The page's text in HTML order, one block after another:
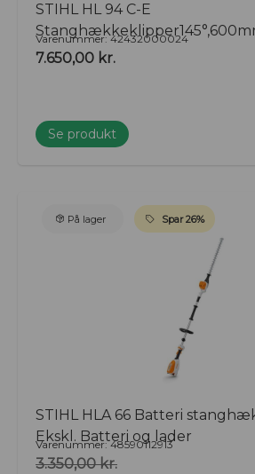
STIHL HL 94 C-E
Varenummer: 42432000024
7.650,00 kr.
Se produkt
På lager Spar 26%
STIHL HLA 66 Batteri
Ekskl. Batteri og lader
Varenummer: 48590112913
3.350,00kr.